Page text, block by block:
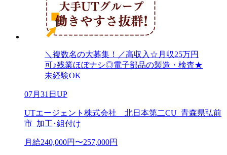
＼複数名の大募集！／高収入☆月収25万円
可♪残業ほぼナシ◎電子部品の製造・検査★
未経験OK
07月31日UP
UTエージェント株式会社 北日本第二CU_青森県弘前
市_加工･組付け
月給240,000円〜257,000円